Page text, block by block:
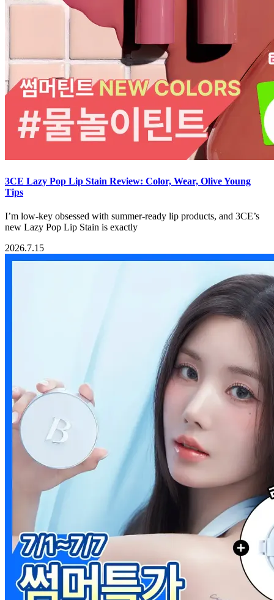
3CE Lazy Pop Lip Stain Review: Color, Wear, Olive Young
Tips
I’m low-key obsessed with summer-ready lip products, and 3CE’s
new Lazy Pop Lip Stain is exactly
2026.7.15